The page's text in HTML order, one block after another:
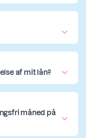
af mit lån?
måned på